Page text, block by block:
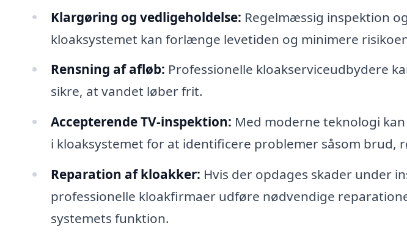
Klargøring og vedligeholdelse: Regelmæssig inspektion
kloaksystemet kan forlænge levetiden og minimere
Rensning af afløb: Professionelle kloakserviceudbydere
sikre, at vandet løber frit.
Accepterende TV-inspektion: Med moderne teknologi
i kloaksystemet for at identificere problemer såsom brud,
Reparation af kloakker: Hvis der opdages skader under
professionelle kloakfirmaer udføre nødvendige
systemets funktion.